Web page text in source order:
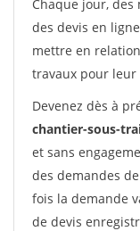
Chaque jour,
des devis en
mettre en
travaux pour leur
Devenez dès à
chantier-sous-
et sans
des demandes
fois la demande
de devis